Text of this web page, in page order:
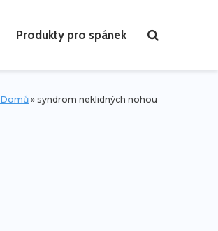
Produkty pro spánek
Domů » syndrom neklidných nohou